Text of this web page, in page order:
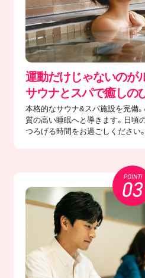
運動だけじゃないのが
サウナとスパで癒しの
本格的なサウナ&スパ施設を完備
質の高い睡眠へと導きます。日頃
つろげる時間をお過ごしください。